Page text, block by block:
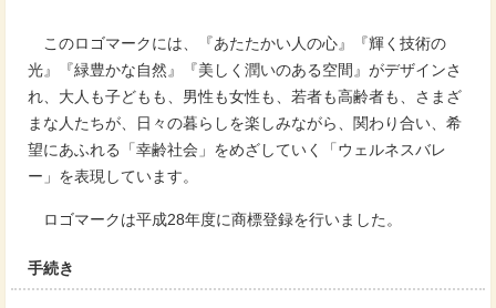
このロゴマークには、『あたたかい人の心』『輝く技術の
光』『緑豊かな自然』『美しく潤いのある空間』がデザインさ
れ、大人も子どもも、男性も女性も、若者も高齢者も、さまざ
まな人たちが、日々の暮らしを楽しみながら、関わり合い、希
望にあふれる「幸齢社会」をめざしていく「ウェルネスバレ
ー」を表現しています。
ロゴマークは平成28年度に商標登録を行いました。
手続き